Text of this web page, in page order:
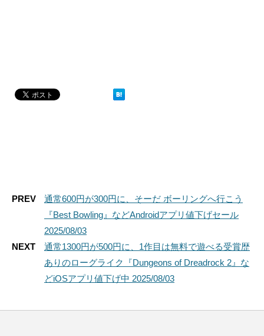
PREV
通常600円が300円に、そーだ ボーリングへ行こう
『Best Bowling』などAndroidアプリ値下げセール
2025/08/03
NEXT
通常1300円が500円に、1作目は無料で遊べる受賞歴
ありのローグライク『Dungeons of Dreadrock 2』な
どiOSアプリ値下げ中 2025/08/03